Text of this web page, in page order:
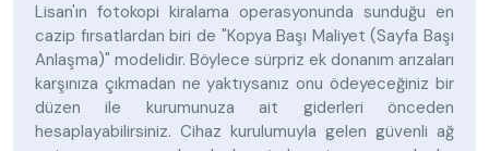
Lisan'ın fotokopi kiralama operasyonunda sunduğu en
cazip fırsatlardan biri de "Kopya Başı Maliyet (Sayfa Başı
Anlaşma)" modelidir. Böylece sürpriz ek donanım arızaları
karşınıza çıkmadan ne yaktıysanız onu ödeyeceğiniz bir
düzen ile kurumunuza ait giderleri önceden
hesaplayabilirsiniz. Cihaz kurulumuyla gelen güvenli ağ